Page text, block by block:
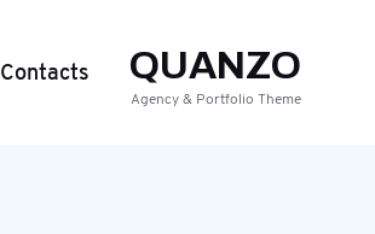
Contacts QUANZO
Agency & Portfolio Theme